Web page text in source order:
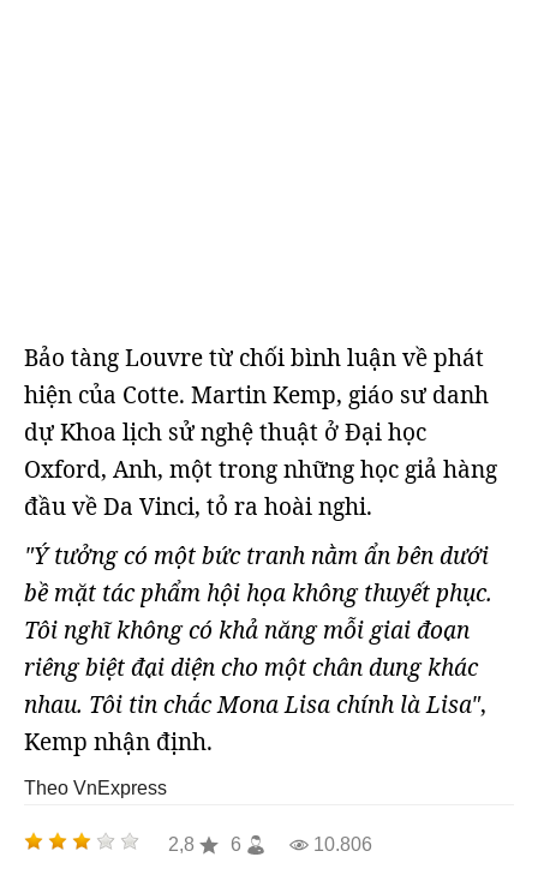
Bảo tàng Louvre từ chối bình luận về phát
hiện của Cotte. Martin Kemp, giáo sư danh
dự Khoa lịch sử nghệ thuật ở Đại học
Oxford, Anh, một trong những học giả hàng
đầu về Da Vinci, tỏ ra hoài nghi.
"Ý tưởng có một bức tranh nằm ẩn bên dưới
bề mặt tác phẩm hội họa không thuyết phục.
Tôi nghĩ không có khả năng mỗi giai đoạn
riêng biệt đại diện cho một chân dung khác
nhau. Tôi tin chắc Mona Lisa chính là Lisa",
Kemp nhận định.
Theo VnExpress
2,8 6 10.806